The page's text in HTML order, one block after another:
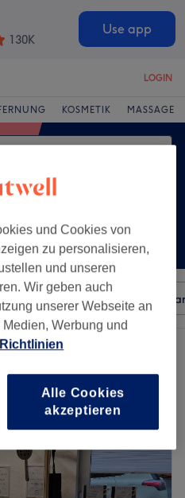
130K
Use app
LOGIN
KOSMETIK MASSAGE
Preis Besonderheiten
und Cookies von
zu personalisieren,
und unseren
Wir geben auch
unserer Webseite an
Werbung und
Alle Cookies
akzeptieren